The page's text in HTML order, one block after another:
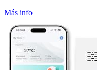
Más info